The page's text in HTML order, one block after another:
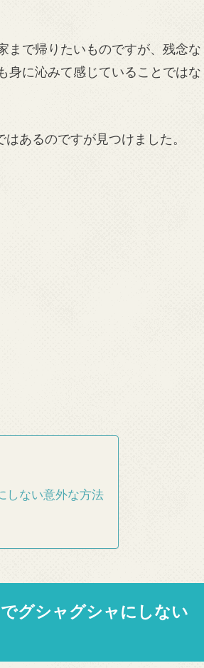
まで帰りたいものですが、残念な
身に沁みて感じていることではな
あるのですが見つけました。
しない意外な方法
グシャグシャにしない